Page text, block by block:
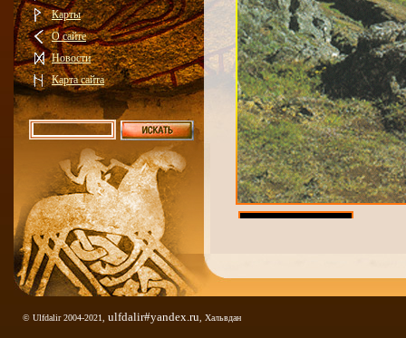
Карты
О сайте
Новости
Карта сайта
© Ulfdalir 2004-2021, ulfdalir#yandex.ru , Хальвдан